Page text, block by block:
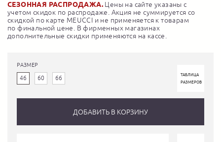
СЕЗОННАЯ РАСПРОДАЖА. Цены на сайте указаны с
учетом скидок по распродаже. Акция не суммируется со
скидкой по карте MEUCCI и не применяется к товарам
по финальной цене. В фирменных магазинах
дополнительные скидки применяются на кассе.
РАЗМЕР
46 60 66
ТАБЛИЦА
РАЗМЕРОВ
ДОБАВИТЬ В КОРЗИНУ